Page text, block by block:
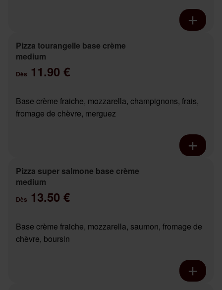
Pizza tourangelle base crème
medium
Dès 11.90 €
Base crème fraiche, mozzarella, champignons, frais,
fromage de chèvre, merguez
Pizza super salmone base crème
medium
Dès 13.50 €
Base crème fraiche, mozzarella, saumon, fromage de
chèvre, boursin